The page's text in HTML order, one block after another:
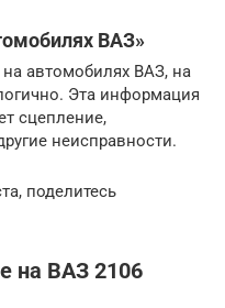
ВАЗ»
автомобилях ВАЗ, на
Эта информация
сцепление,
неисправности.
поделитесь
на ВАЗ 2106